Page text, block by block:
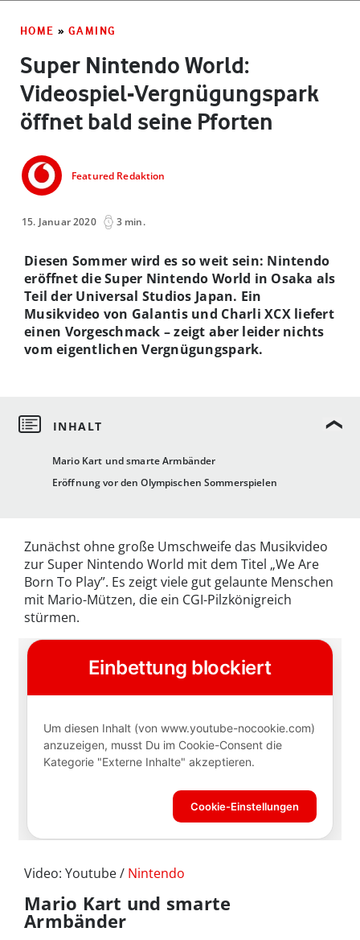
HOME » GAMING
Super Nintendo World:
Videospiel-Vergnügungspark
öffnet bald seine Pforten
Featured Redaktion
15. Januar 2020 3 min.
Mario Kart und smarte Armbänder
Eröffnung vor den Olympischen Sommerspielen
Diesen Sommer wird es so weit sein: Nintendo
eröffnet die Super Nintendo World in Osaka als
Teil der Universal Studios Japan. Ein
Musikvideo von Galantis und Charli XCX liefert
einen Vorgeschmack – zeigt aber leider nichts
vom eigentlichen Vergnügungspark.
Zunächst ohne große Umschweife das Musikvideo
zur Super Nintendo World mit dem Titel „We Are
Born To Play”. Es zeigt viele gut gelaunte Menschen
mit Mario-Mützen, die ein CGI-Pilzkönigreich
stürmen.
Video: Youtube / Nintendo
Mario Kart und smarte
Armbänder